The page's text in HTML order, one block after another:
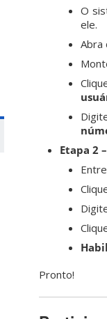
O
ele.
Abra
Etapa 2
Pronto!